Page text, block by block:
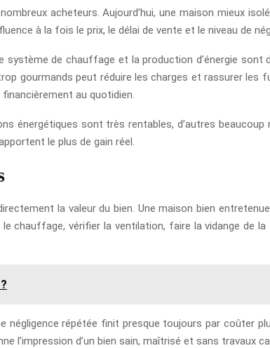
acheteurs. Aujourd’hui, une maison mieux
à la fois le prix, le délai de vente et le niveau de
de chauffage et la production d’énergie sont
gourmands peut réduire les charges et rassurer les
au quotidien.
sont très rentables, d’autres beaucoup
le plus de gain réel.
la valeur du bien. Une maison bien
chauffage, vérifier la ventilation, faire la vidange de
répétée finit presque toujours par coûter
l’impression d’un bien sain, maîtrisé et sans travaux